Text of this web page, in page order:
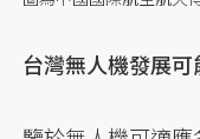
台灣無人機發展可